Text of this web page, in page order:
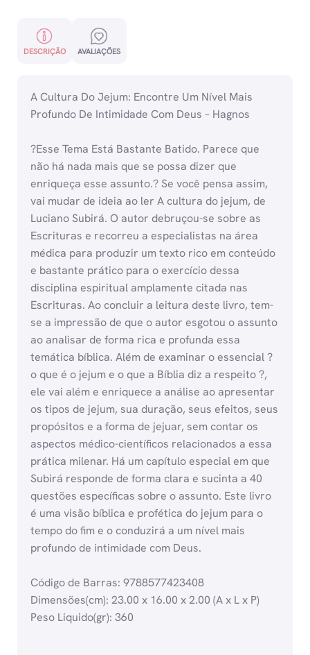
DESCRIÇÃO AVALIAÇÕES
A Cultura Do Jejum: Encontre Um Nível Mais
Profundo De Intimidade Com Deus – Hagnos
?Esse Tema Está Bastante Batido. Parece que
não há nada mais que se possa dizer que
enriqueça esse assunto.? Se você pensa assim,
vai mudar de ideia ao ler A cultura do jejum, de
Luciano Subirá. O autor debruçou-se sobre as
Escrituras e recorreu a especialistas na área
médica para produzir um texto rico em conteúdo
e bastante prático para o exercício dessa
disciplina espiritual amplamente citada nas
Escrituras. Ao concluir a leitura deste livro, tem-
se a impressão de que o autor esgotou o assunto
ao analisar de forma rica e profunda essa
temática bíblica. Além de examinar o essencial ?
o que é o jejum e o que a Bíblia diz a respeito ?,
ele vai além e enriquece a análise ao apresentar
os tipos de jejum, sua duração, seus efeitos, seus
propósitos e a forma de jejuar, sem contar os
aspectos médico-científicos relacionados a essa
prática milenar. Há um capítulo especial em que
Subirá responde de forma clara e sucinta a 40
questões específicas sobre o assunto. Este livro
é uma visão bíblica e profética do jejum para o
tempo do fim e o conduzirá a um nível mais
profundo de intimidade com Deus.
Código de Barras: 9788577423408
Dimensões(cm): 23.00 x 16.00 x 2.00 (A x L x P)
Peso Liquido(gr): 360